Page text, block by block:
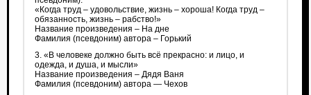
«Когда труд – удовольствие, жизнь – хороша! Когда труд –
обязанность, жизнь – рабство!»
Название произведения – На дне
Фамилия (псевдоним) автора – Горький
3. «В человеке должно быть всё прекрасно: и лицо, и
одежда, и душа, и мысли»
Название произведения – Дядя Ваня
Фамилия (псевдоним) автора — Чехов